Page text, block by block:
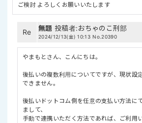
ご検討 よろしくお願いいたします
Re 無題 投稿者:おちゃのこ刑部
2024/12/13(金) 10:13 No.20390
やまもとさん、こんにちは。
後払いの複数利用についてですが、現状設
できません。
後払いドットコム側を任意の支払い方法に
まして、
手動で連携いただく方法であれば、ご利用